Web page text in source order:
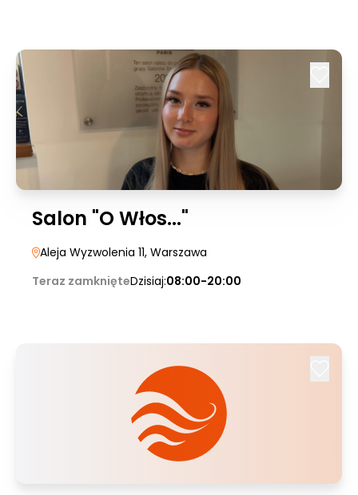
Salon "O Włos..."
Aleja Wyzwolenia 11, Warszawa
Teraz zamknięteDzisiaj:08:00-20:00